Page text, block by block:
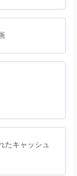
たキャッシュ